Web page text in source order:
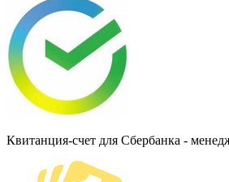
Квитанция-счет для Сбербанка -